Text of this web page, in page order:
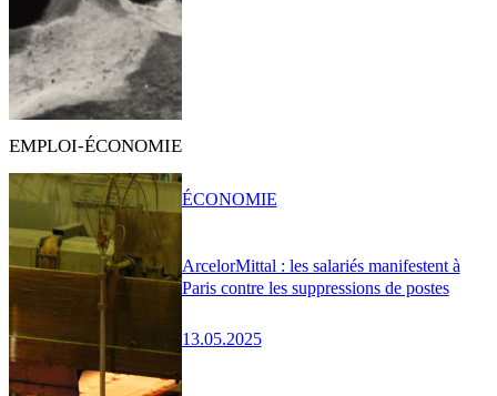
EMPLOI-ÉCONOMIE
ArcelorMittal : les salariés manifestent à
Paris contre les suppressions de postes
13.05.2025
ÉCONOMIE